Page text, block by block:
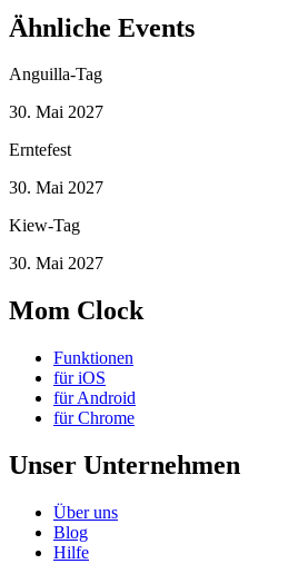
Ähnliche Events
Anguilla-Tag
30. Mai 2027
Erntefest
30. Mai 2027
Kiew-Tag
30. Mai 2027
Mom Clock
Funktionen
für iOS
für Android
für Chrome
Unser Unternehmen
Über uns
Blog
Hilfe